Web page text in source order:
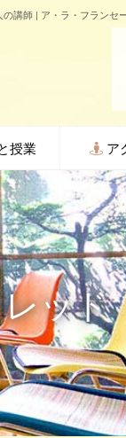
の講師 | ア・ラ・フラン
授業 ア
ッド